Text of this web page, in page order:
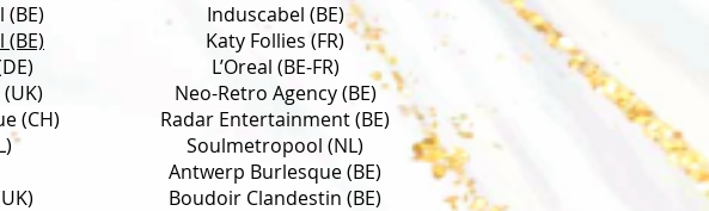
(CH)
Induscabel (BE)
Katy Follies (FR)
L’Oreal (BE-FR)
Neo-Retro Agency (BE)
Radar Entertainment (BE)
Soulmetropool (NL)
Antwerp Burlesque (BE)
Boudoir Clandestin (BE)